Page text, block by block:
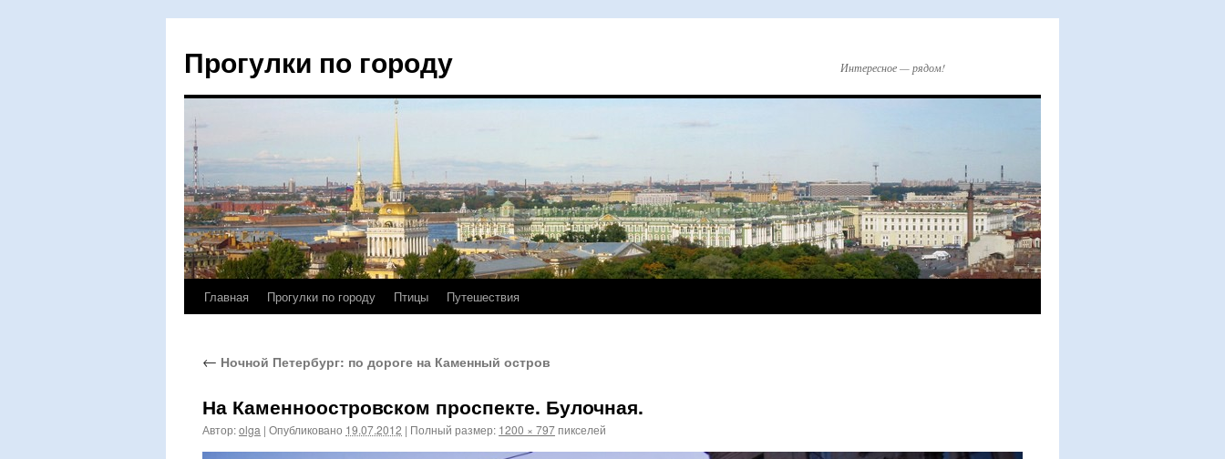
Прогулки по городу Интересное — рядом!
Перейти
содержимому
Главная Прогулки по городу Птицы Путешествия
← Ночной Петербург: по дороге на Каменный остров
На Каменноостровском проспекте. Булочная.
Автор:olga | Опубликовано 19.07.2012 | Полный размер: 1200 × 797пикселей